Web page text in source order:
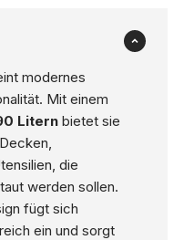
modernes
Mit einem
Liternbietet sie
die
werden sollen.
fügt sich
ein und sorgt